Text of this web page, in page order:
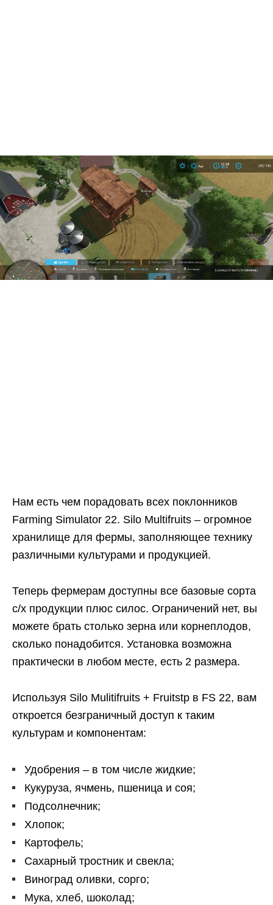
Нам есть чем порадовать всех поклонников
Farming Simulator 22. Silo Multifruits – огромное
хранилище для фермы, заполняющее технику
различными культурами и продукцией.
Теперь фермерам доступны все базовые сорта
с/х продукции плюс силос. Ограничений нет, вы
можете брать столько зерна или корнеплодов,
сколько понадобится. Установка возможна
практически в любом месте, есть 2 размера.
Используя Silo Mulitifruits + Fruitstp в FS 22, вам
откроется безграничный доступ к таким
культурам и компонентам:
Удобрения – в том числе жидкие;
Кукуруза, ячмень, пшеница и соя;
Подсолнечник;
Хлопок;
Картофель;
Сахарный тростник и свекла;
Виноград оливки, сорго;
Мука, хлеб, шоколад;